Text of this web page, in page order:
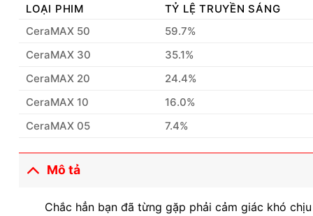
LOẠI PHIM
TỶ LỆ TRUYỀN SÁNG
CeraMAX 50
59.7%
CeraMAX 30
35.1%
CeraMAX 20
24.4%
CeraMAX 10
16.0%
CeraMAX 05
7.4%
Mô tả
Chắc hẳn bạn đã từng gặp phải cảm giác khó